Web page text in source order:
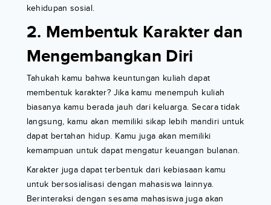
kehidupan sosial.
2. Membentuk Karakter dan
Mengembangkan Diri
Tahukah kamu bahwa keuntungan kuliah dapat
membentuk karakter? Jika kamu menempuh kuliah
biasanya kamu berada jauh dari keluarga. Secara tidak
langsung, kamu akan memiliki sikap lebih mandiri untuk
dapat bertahan hidup. Kamu juga akan memiliki
kemampuan untuk dapat mengatur keuangan bulanan.
Karakter juga dapat terbentuk dari kebiasaan kamu
untuk bersosialisasi dengan mahasiswa lainnya.
Berinteraksi dengan sesama mahasiswa juga akan